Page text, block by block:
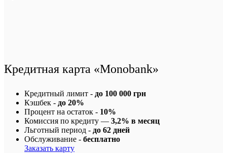
Кредитная карта «Monobank»
Кредитный лимит - до 100 000 грн
Кэшбек - до 20%
Процент на остаток - 10%
Комиссия по кредиту — 3,2% в месяц
Льготный период - до 62 дней
Обслуживание - бесплатно
Заказать карту